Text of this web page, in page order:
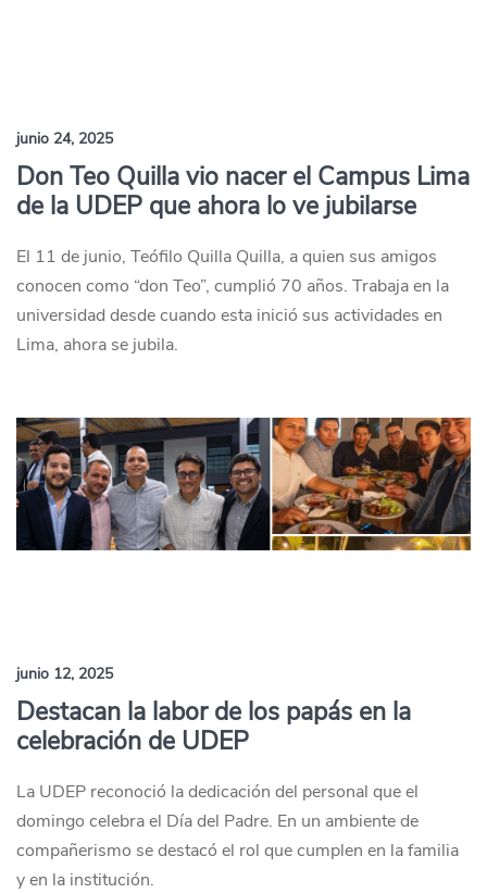
junio 24, 2025
Don Teo Quilla vio nacer el Campus Lima
de la UDEP que ahora lo ve jubilarse
El 11 de junio, Teófilo Quilla Quilla, a quien sus amigos
conocen como “don Teo”, cumplió 70 años. Trabaja en la
universidad desde cuando esta inició sus actividades en
Lima, ahora se jubila.
junio 12, 2025
Destacan la labor de los papás en la
celebración de UDEP
La UDEP reconoció la dedicación del personal que el
domingo celebra el Día del Padre. En un ambiente de
compañerismo se destacó el rol que cumplen en la familia
y en la institución.